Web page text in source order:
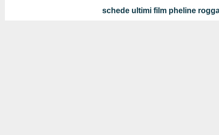
schede ultimi film pheline